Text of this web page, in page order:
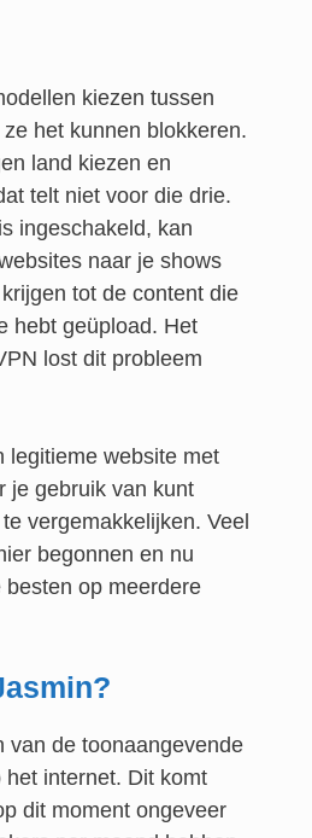
kiezen tussen
het kunnen blokkeren.
land kiezen en
telt niet voor die drie.
ingeschakeld, kan
naar je shows
tot de content die
hebt geüpload. Het
lost dit probleem
legitieme website met
je gebruik van kunt
vergemakkelijken. Veel
begonnen en nu
besten op meerdere
van de toonaangevende
internet. Dit komt
dit moment ongeveer